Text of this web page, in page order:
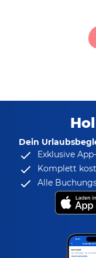
Dein
Exklusive
Komplett
Alle